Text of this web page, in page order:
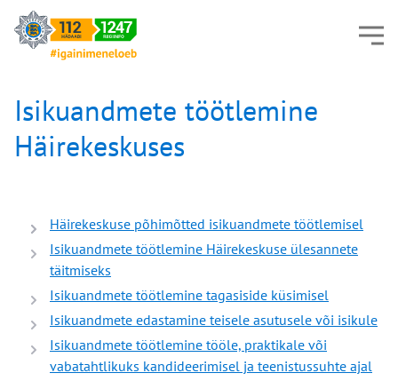
Isikuandmete töötlemine
Häirekeskuses
Häirekeskuse põhimõtted isikuandmete töötlemisel
Isikuandmete töötlemine Häirekeskuse ülesannete
täitmiseks
Isikuandmete töötlemine tagasiside küsimisel
Isikuandmete edastamine teisele asutusele või isikule
Isikuandmete töötlemine tööle, praktikale või
vabatahtlikuks kandideerimisel ja teenistussuhte ajal